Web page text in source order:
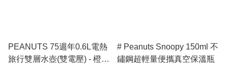
PEANUTS 75週年0.6L電熱
旅行雙層水壺(雙電壓) - 橙黃
# Peanuts Snoopy 150ml 不
鏽鋼超輕量便攜真空保溫瓶